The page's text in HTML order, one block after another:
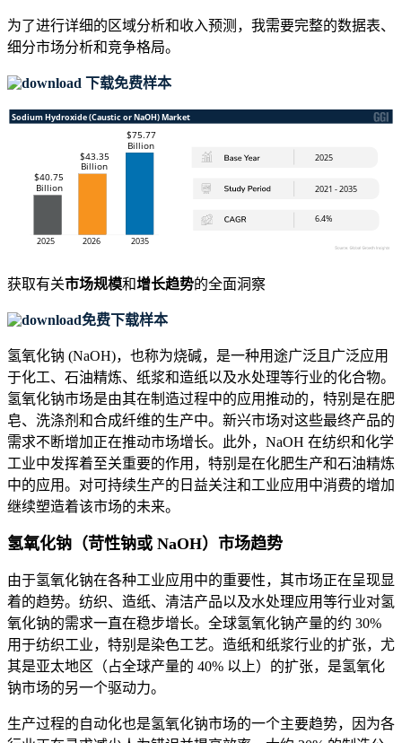
为了进行详细的区域分析和收入预测，我需要完整的数据表、
细分市场分析和竞争格局。
下载免费样本
获取有关市场规模和增长趋势的全面洞察
免费下载样本
氢氧化钠 (NaOH)，也称为烧碱，是一种用途广泛且广泛应用
于化工、石油精炼、纸浆和造纸以及水处理等行业的化合物。
氢氧化钠市场是由其在制造过程中的应用推动的，特别是在肥
皂、洗涤剂和合成纤维的生产中。新兴市场对这些最终产品的
需求不断增加正在推动市场增长。此外，NaOH 在纺织和化学
工业中发挥着至关重要的作用，特别是在化肥生产和石油精炼
中的应用。对可持续生产的日益关注和工业应用中消费的增加
继续塑造着该市场的未来。
氢氧化钠（苛性钠或 NaOH）市场趋势
由于氢氧化钠在各种工业应用中的重要性，其市场正在呈现显
着的趋势。纺织、造纸、清洁产品以及水处理应用等行业对氢
氧化钠的需求一直在稳步增长。全球氢氧化钠产量的约 30%
用于纺织工业，特别是染色工艺。造纸和纸浆行业的扩张，尤
其是亚太地区（占全球产量的 40% 以上）的扩张，是氢氧化
钠市场的另一个驱动力。
生产过程的自动化也是氢氧化钠市场的一个主要趋势，因为各